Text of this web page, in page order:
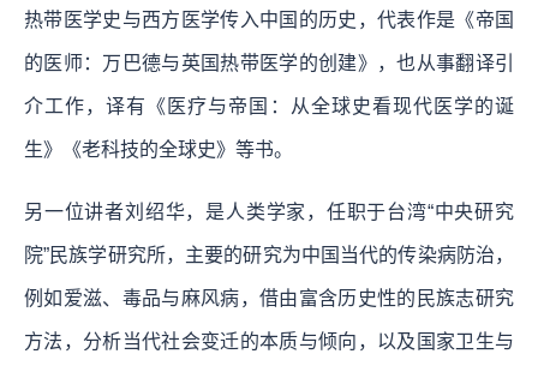
热带医学史与西方医学传入中国的历史，代表作是《帝国
的医师：万巴德与英国热带医学的创建》，也从事翻译引
介工作，译有《医疗与帝国：从全球史看现代医学的诞
生》《老科技的全球史》等书。
另一位讲者刘绍华，是人类学家，任职于台湾“中央研究
院”民族学研究所，主要的研究为中国当代的传染病防治，
例如爱滋、毒品与麻风病，借由富含历史性的民族志研究
方法，分析当代社会变迁的本质与倾向，以及国家卫生与